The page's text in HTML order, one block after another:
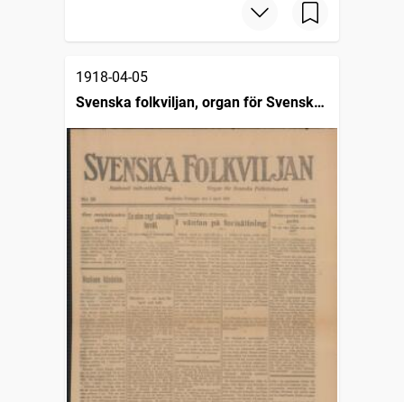
1918-04-05
Svenska folkviljan, organ för Svenska